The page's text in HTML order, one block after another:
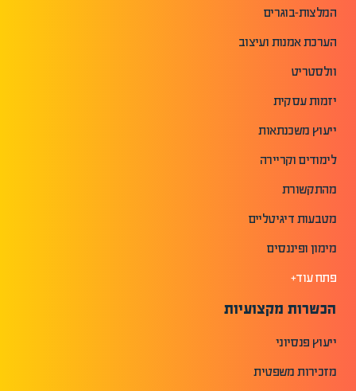
המלצות-בוגרים
הערכת אמנות ועיצוב
וולסטריט
יזמות עסקית
ייעוץ משכנתאות
לימודים וקריירה
מהתקשורת
מטבעות דיגיטליים
מימון ופיננסים
פתח עוד+
הכשרות מקצועיות
ייעוץ פנסיוני
מזכירות משפטית